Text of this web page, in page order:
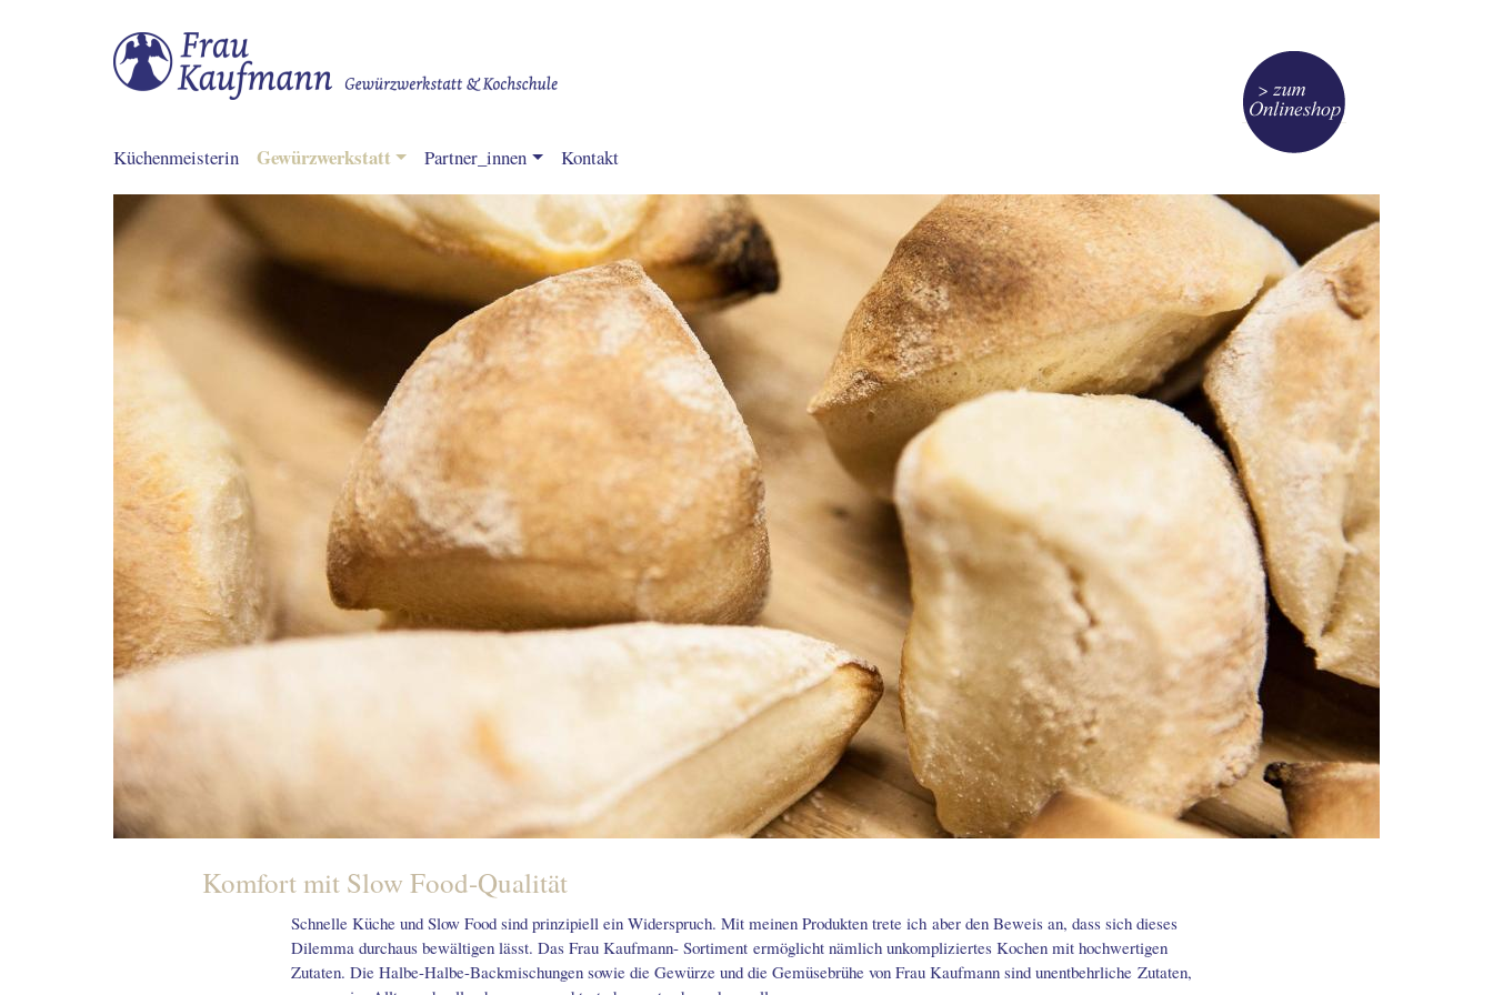
Hauptnavigation
Küchenmeisterin Gewürzwerkstatt Partner_innen Kontakt
Komfort mit Slow Food-Qualität
Schnelle Küche und Slow Food sind prinzipiell ein Widerspruch. Mit meinen Produkten trete ich aber den Beweis an, dass sich dieses
Dilemma durchaus bewältigen lässt. Das Frau Kaufmann- Sortiment ermöglicht nämlich unkompliziertes Kochen mit hochwertigen
Zutaten. Die Halbe-Halbe-Backmischungen sowie die Gewürze und die Gemüsebrühe von Frau Kaufmann sind unentbehrliche Zutaten,